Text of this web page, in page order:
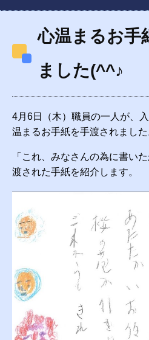
心温まるお手
ました(^^♪
4月6日（木）職員の一人が、
温まるお手紙を手渡されました
「これ、みなさんの為に書い
渡された手紙を紹介します。